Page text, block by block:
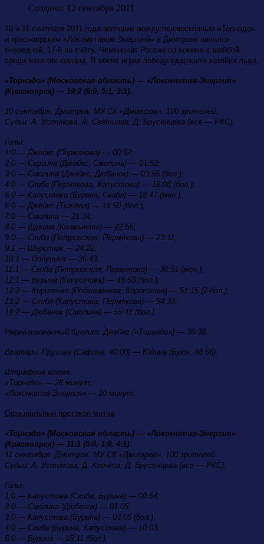
Создано: 12 сентября 2011
10 и 11 сентября 2011 года матчами между подмосковным «Торнадо»
и красноярским «Локомотивом-Энергией» в Дмитрове начался
очередной, 17-й по счёту, Чемпионат России по хоккею с шайбой
среди женских команд. В обеих играх победу одержали хозяйки льда.
«Торнадо» (Московская область) — «Локомотив-Энергия»
(Красноярск) — 14:2 (6:0, 5:1, 3:1).
10 сентября. Дмитров. МУ СК «Дмитров». 100 зрителей.
Судьи: А. Устинова, А. Светилов, Д. Брусенцева (все — РКС).
Голы:
1:0 — Джейкс (Пермякова) — 00:52;
2:0 — Сергина (Джейкс, Смолина) — 01:52;
3:0 — Смолина (Джейкс, Дюбанок) — 03:55 (бол.);
4:0 — Скиба (Пермякова, Капустова) — 16:08 (бол.);
5:0 — Капустова (Бурина, Скиба) — 18:47 (мен.);
6:0 — Джейкс (Ткачёва) — 19:50 (бол.);
7:0 — Смолина — 21:34;
8:0 — Щукина (Колмыкова) — 22:55;
9:0 — Скиба (Петровская, Пермякова) — 23:11;
9:1 — Шерстюк — 24:22;
10:1 — Полунина — 36:43;
11:1 — Скиба (Петровская, Пермякова) — 38:31 (мен.);
12:1 — Бурина (Капустова) — 46:53 (бол.);
12:2 — Кириленко (Подкаменная, Короткова) — 51:15 (2-бол.);
13:2 — Скиба (Капустова, Пермякова) — 54:33;
14:2 — Дюбанок (Смолина) — 55:41 (бол.).
Нереализованный буллит: Джейкс («Торнадо») — 36:38.
Вратари: Пругова (Сафина, 40:00) — Юдина (Буюк, 48:56).
Штрафное время:
«Торнадо» — 28 минут;
«Локомотив-Энергия» — 20 минут.
Официальный протокол матча
«Торнадо» (Московская область) — «Локомотив-Энергия»
(Красноярск) — 11:1 (6:0, 1:0, 4:1).
11 сентября. Дмитров. МУ СК «Дмитров». 100 зрителей.
Судьи: А. Устинова, Д. Клочков, Д. Брусенцева (все — РКС).
Голы:
1:0 — Капустова (Скиба, Бурина) — 00:54;
2:0 — Смолина (Дюбанок) — 01:05;
3:0 — Капустова (Бурина) — 03:05 (бол.);
4:0 — Скиба (Бурина, Капустова) — 10:03;
5:0 — Бурина — 15:11 (бол.);